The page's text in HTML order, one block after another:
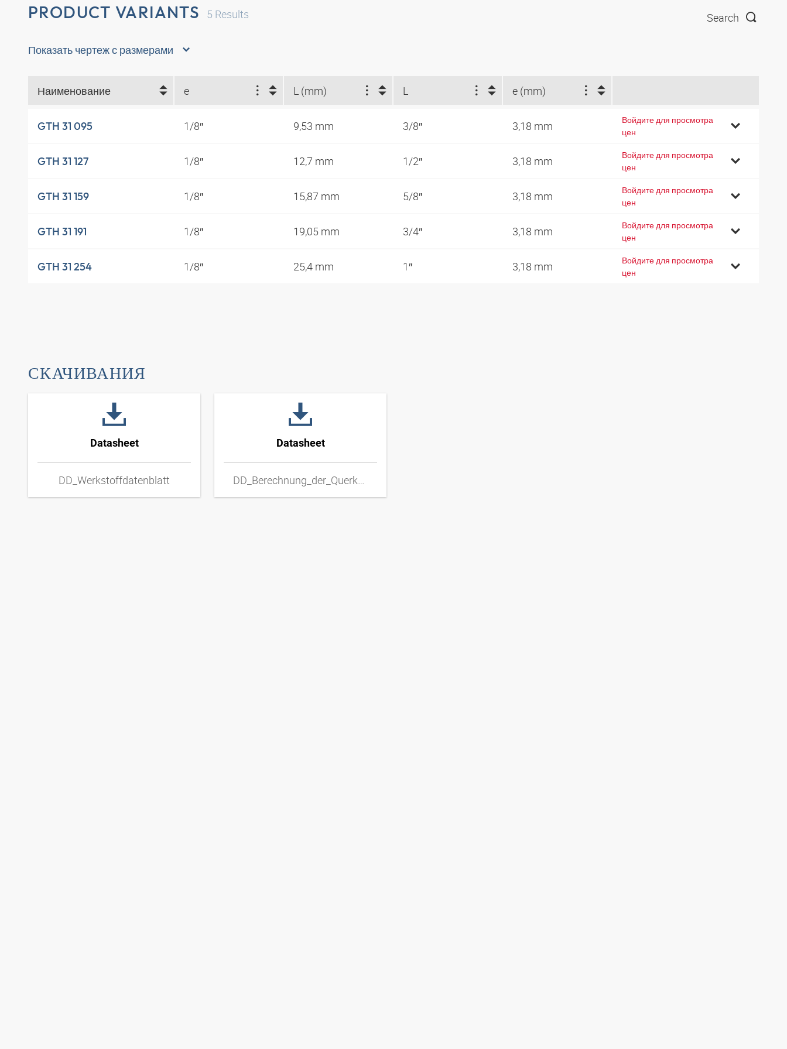
PRODUCT VARIANTS 5 Results Search
Показать чертеж с размерами
Наименование e L (mm) L e (mm)
GTH 31 095 1/8″ 9,53 mm 3/8″ 3,18 mm
Войдите для просмотра
цен
GTH 31 127 1/8″ 12,7 mm 1/2″ 3,18 mm
Войдите для просмотра
цен
GTH 31 159 1/8″ 15,87 mm 5/8″ 3,18 mm
Войдите для просмотра
цен
GTH 31 191 1/8″ 19,05 mm 3/4″ 3,18 mm
Войдите для просмотра
цен
GTH 31 254 1/8″ 25,4 mm 1″ 3,18 mm
Войдите для просмотра
цен
СКАЧИВАНИЯ
Datasheet
DD_Werkstoffdatenblatt
Datasheet
DD_Berechnung_der_Querkraft